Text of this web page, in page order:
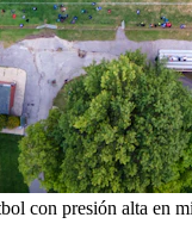
con presión alta en